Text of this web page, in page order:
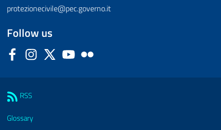
protezionecivile@pec.governo.it
Follow us
FacebookInstagram
Twitter YouTube
RSS
Glossary